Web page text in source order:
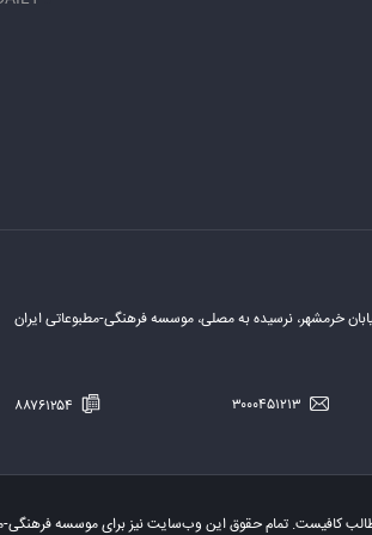
خرمشهر، نرسیده به مصلی، موسسه فرهنگی-مطبوعاتی ایران
کافیست. تمام حقوق این وب‌سایت نیز برای موسسه